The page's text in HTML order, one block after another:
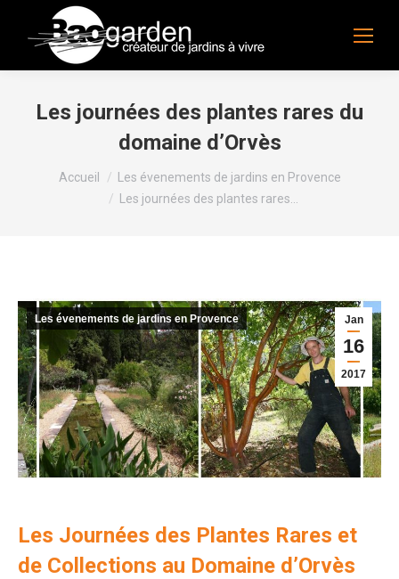
Les journées des plantes rares du
domaine d’Orvès
Vous êtes ici :
Accueil
Les évenements de jardins en Provence
Les journées des plantes rares…
Jan
16
2017
Les évenements de jardins en Provence
Les Journées des Plantes Rares et
de Collections au Domaine d’Orvès